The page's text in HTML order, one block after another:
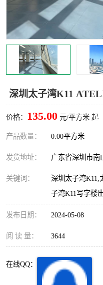
深圳太子湾K11
价格： 135.00 元/平方米 起
产品数量： 0.00平方米
发货地址： 广东省深圳市南
关键词：
深圳太子湾K11,
子湾K11写字楼
发布日期： 2024-05-08
阅 读 量： 3644
在线QQ：
宝安区
兴东
车公庙
中心区
南山区
南头
深圳超级总部基地